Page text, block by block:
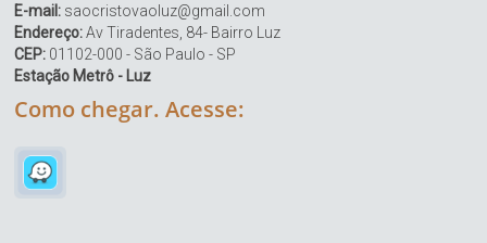
E-mail: saocristovaoluz@gmail.com
Endereço:Av Tiradentes, 84- Bairro Luz
CEP: 01102-000 - São Paulo - SP
Estação Metrô - Luz
Como chegar. Acesse: